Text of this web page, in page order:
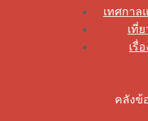
เทศกาล
เที่
เรื่
คลังข้